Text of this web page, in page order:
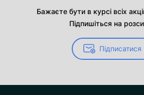
Бажаєте бути в курсі всіх
Підпишіться на
Підписатися